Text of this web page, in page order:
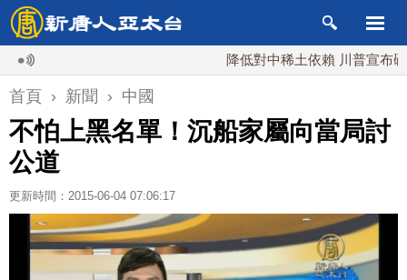
降低對中稀土依賴 川普宣布礦業投
首頁 › 新聞 › 中國
不怕上黑名單！沉船家屬向當局討
公道
更新時間：2015-06-04 07:06:17